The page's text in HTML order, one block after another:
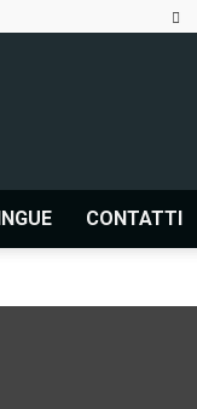
CONTATTI